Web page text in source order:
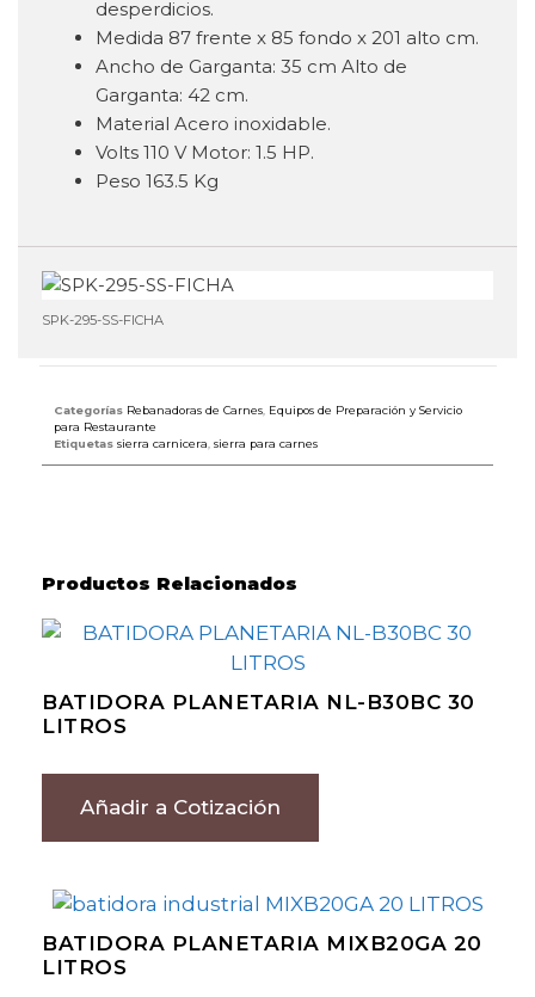
desperdicios.
Medida 87 frente x 85 fondo x 201 alto cm.
Ancho de Garganta: 35 cm Alto de
Garganta: 42 cm.
Material Acero inoxidable.
Volts 110 V Motor: 1.5 HP.
Peso 163.5 Kg
SPK-295-SS-FICHA
Categorías Rebanadoras de Carnes Equipos de Preparación y Servicio
para Restaurante
Etiquetas sierra carnicera sierra para carnes
Productos Relacionados
BATIDORA PLANETARIA NL-B30BC 30
LITROS
Añadir a Cotización
BATIDORA PLANETARIA MIXB20GA 20
LITROS